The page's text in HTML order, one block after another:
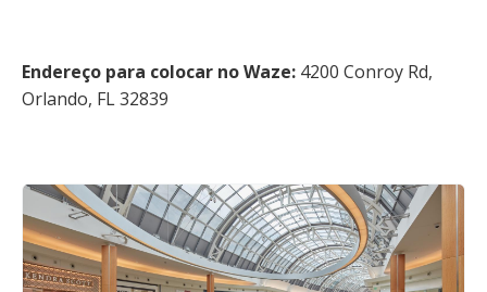
Endereço para colocar no Waze: 4200 Conroy Rd,
Orlando, FL 32839